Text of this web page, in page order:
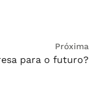
Próxima
para o futuro?